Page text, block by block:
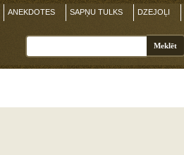
ANEKDOTES SAPŅU TULKS DZEJOĻI